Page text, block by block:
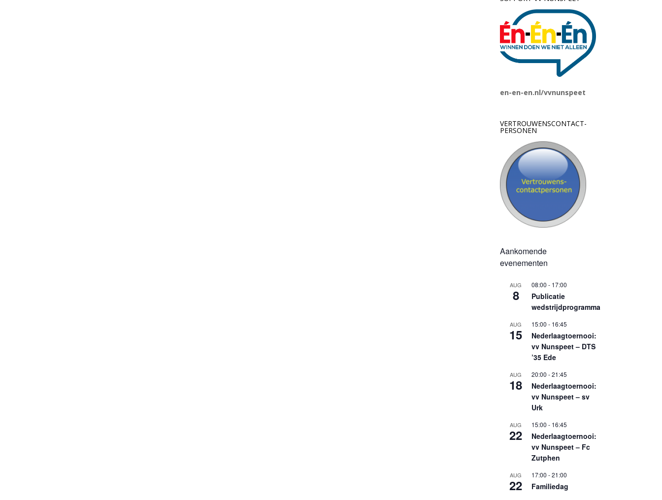
en-en-en.nl/vvnunspeet
VERTROUWENSCONTACT-
PERSONEN
Aankomende
evenementen
AUG
8
08:00 - 17:00
Publicatie
wedstrijdprogramma
AUG
15
15:00 - 16:45
Nederlaagtoernooi:
vv Nunspeet – DTS
’35 Ede
AUG
18
20:00 -21:45
Nederlaagtoernooi:
vv Nunspeet – sv
Urk
AUG
22
15:00 - 16:45
Nederlaagtoernooi:
vv Nunspeet – Fc
Zutphen
AUG
22
17:00 -21:00
Familiedag